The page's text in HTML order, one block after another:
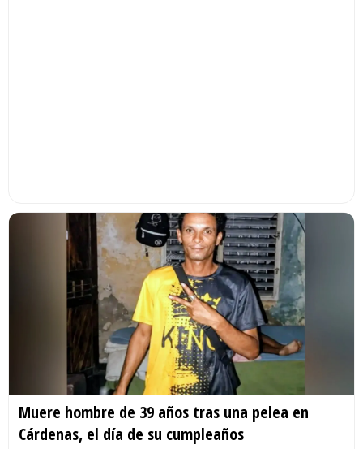
Muere hombre de 39 años tras una pelea en
Cárdenas, el día de su cumpleaños